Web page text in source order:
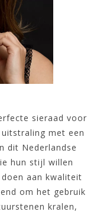
sieraad voor
met een
dit Nederlandse
hun stijl willen
aan kwaliteit
om het gebruik
kralen,